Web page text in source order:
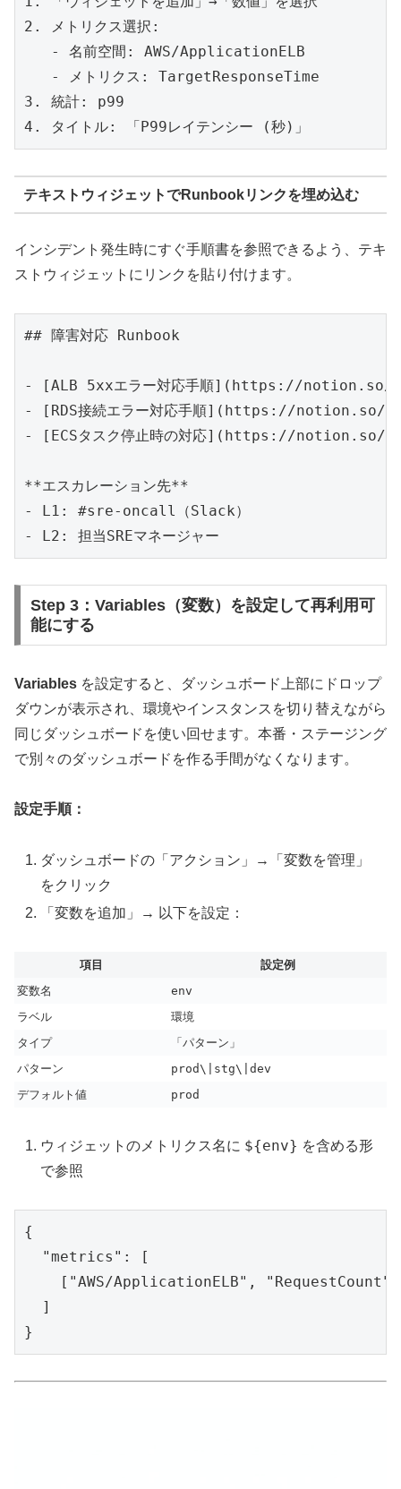
2. メトリクス選択:
   - 名前空間: AWS/ApplicationELB
   - メトリクス: TargetResponseTime
3. 統計: p99
テキストウィジェットでRunbookリンクを埋め込む
インシデント発生時にすぐ手順書を参照できるよう、テキ
ストウィジェットにリンクを貼り付けます。
## 障害対応 Runbook
- [ALB 5xxエラー対応手順](https://notion.so/
- [RDS接続エラー対応手順](https://notion.so/
- [ECSタスク停止時の対応](https://notion.so/
**エスカレーション先**
- L1: #sre-oncall（Slack）
Step 3：Variables（変数）を設定して再利用可
能にする
Variables を設定すると、ダッシュボード上部にドロップ
ダウンが表示され、環境やインスタンスを切り替えながら
同じダッシュボードを使い回せます。本番・ステージング
で別々のダッシュボードを作る手間がなくなります。
設定手順：
ダッシュボードの「アクション」→「変数を管理」
をクリック
「変数を追加」→ 以下を設定：
項目
設定例
変数名
env
ラベル
環境
タイプ
「パターン」
パターン
prod\|stg\|dev
デフォルト値
prod
ウィジェットのメトリクス名に ${env} を含める形
で参照
{
  "metrics": [
["AWS/ApplicationELB",
  ]